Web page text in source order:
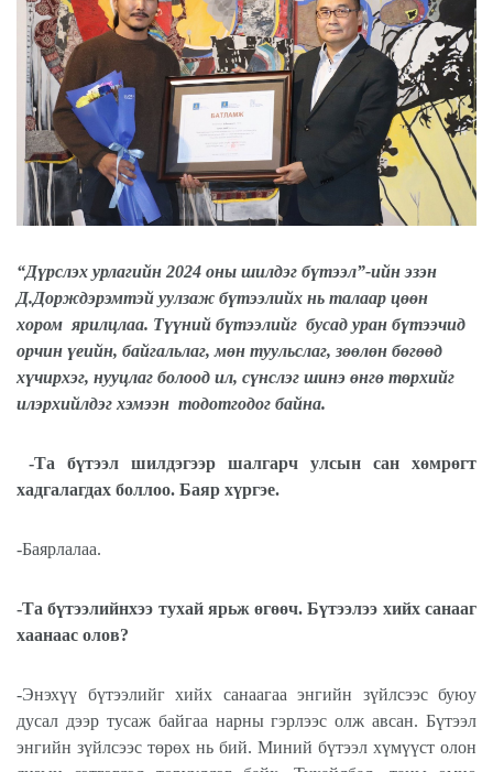
“Дүрслэх урлагийн 2024 оны шилдэг бүтээл”-ийн эзэн
Д.Дорждэрэмтэй уулзаж бүтээлийх нь талаар цөөн
хором ярилцлаа. Түүний бүтээлийг бусад уран бүтээчид
орчин үеийн, байгальлаг, мөн туульслаг, зөөлөн бөгөөд
хүчирхэг, нууцлаг болоод ил, сүнслэг шинэ өнгө төрхийг
илэрхийлдэг хэмээн тодотгодог байна.
-Та бүтээл шилдэгээр шалгарч улсын сан хөмрөгт
хадгалагдах боллоо. Баяр хүргэе.
-Баярлалаа.
-Та бүтээлийнхээ тухай ярьж өгөөч. Бүтээлээ хийх санааг
хаанаас олов?
-Энэхүү бүтээлийг хийх санаагаа энгийн зүйлсээс буюу
дусал дээр тусаж байгаа нарны гэрлээс олж авсан. Бүтээл
энгийн зүйлсээс төрөх нь бий. Миний бүтээл хүмүүст олон